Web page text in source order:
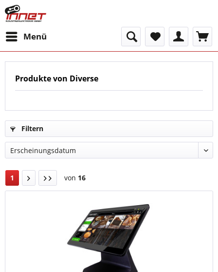
Menü
Produkte von Diverse
Filtern
1 von 16